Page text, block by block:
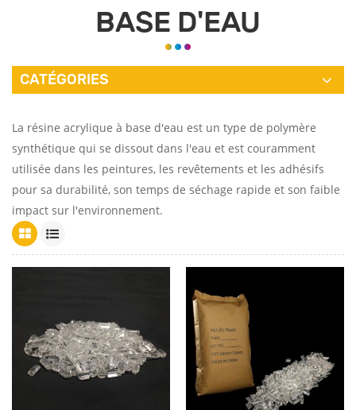
BASE D'EAU
CATÉGORIES
La résine acrylique à base d'eau est un type de polymère
synthétique qui se dissout dans l'eau et est couramment
utilisée dans les peintures, les revêtements et les adhésifs
pour sa durabilité, son temps de séchage rapide et son faible
impact sur l'environnement.